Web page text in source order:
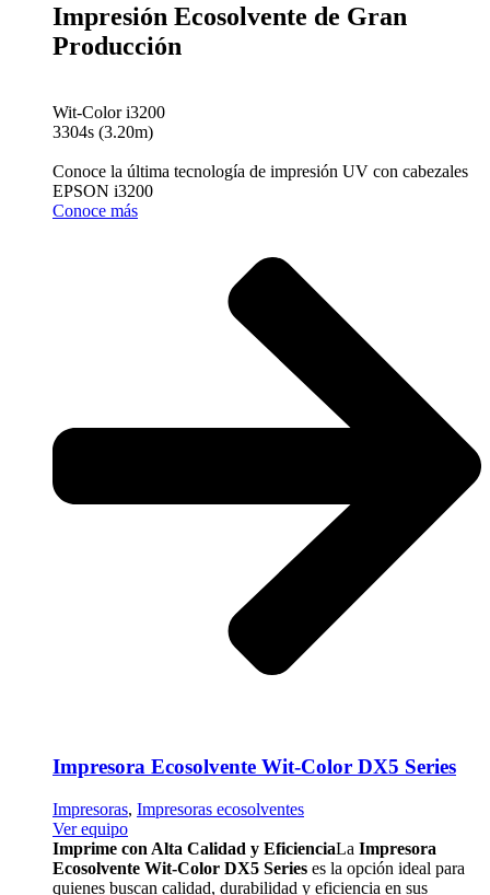
Impresión Ecosolvente de Gran
Producción
Wit-Color i3200
3304s (3.20m)
Conoce la última tecnología de impresión UV con cabezales
EPSON i3200
Conoce más
Impresora Ecosolvente Wit-Color DX5 Series
Impresoras, Impresoras ecosolventes
Ver equipo
Imprime con Alta Calidad y EficienciaLa Impresora
Ecosolvente Wit-Color DX5 Series es la opción ideal para
quienes buscan calidad, durabilidad y eficiencia en sus